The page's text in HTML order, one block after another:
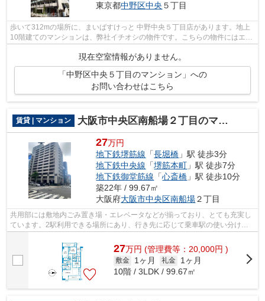
東京都中野区中央 ５丁目
歩いて312mの場所に、まいばすけっと 中野中央５丁目店があります。地上
10階建てのマンションは、弊社イチオシの物件です。こちらの物件にはエレ
現在空室情報がありません。
「中野区中央５丁目のマンション」への
お問い合わせはこちら
賃貸 | マンション 大阪市中央区南船場２丁目のマンション
27万円
地下鉄堺筋線 「長堀橋 」駅 徒歩3分
地下鉄中央線 「堺筋本町 」駅 徒歩7分
地下鉄御堂筋線 「心斎橋 」駅 徒歩10分
築22年 / 99.67㎡
大阪府大阪市中央区南船場２丁目
共用部には敷地内ごみ置き場・エレベータなどが揃っており、とても充実し
ています。2駅利用できる場所にあり、行き先に応じて乗車駅の使い分けが
27万円 (管理費等：20,000円 )
敷金 1ヶ月 礼金
1ヶ月
10階 / 3LDK / 99.67㎡